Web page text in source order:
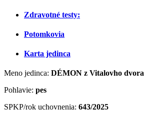
Zdravotné testy:
Potomkovia
Karta jedinca
Meno jedinca: DÉMON z Vitalovho dvora
Pohlavie: pes
SPKP/rok uchovnenia: 643/2025